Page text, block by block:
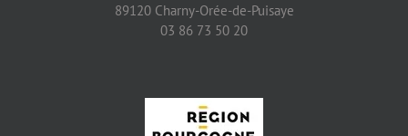
89120 Charny-Orée-de-Puisaye
03 86 73 50 20